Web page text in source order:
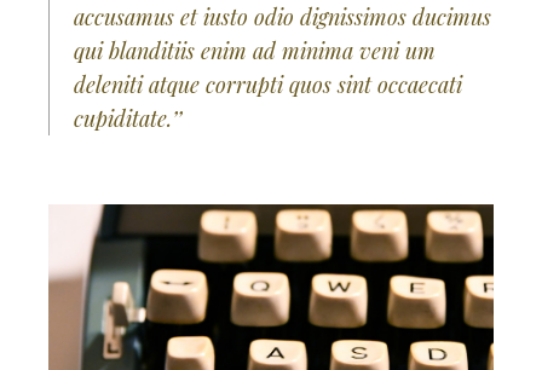
accusamus et iusto odio dignissimos ducimus
qui blanditiis enim ad minima veni um
deleniti atque corrupti quos sint occaecati
cupiditate.’’